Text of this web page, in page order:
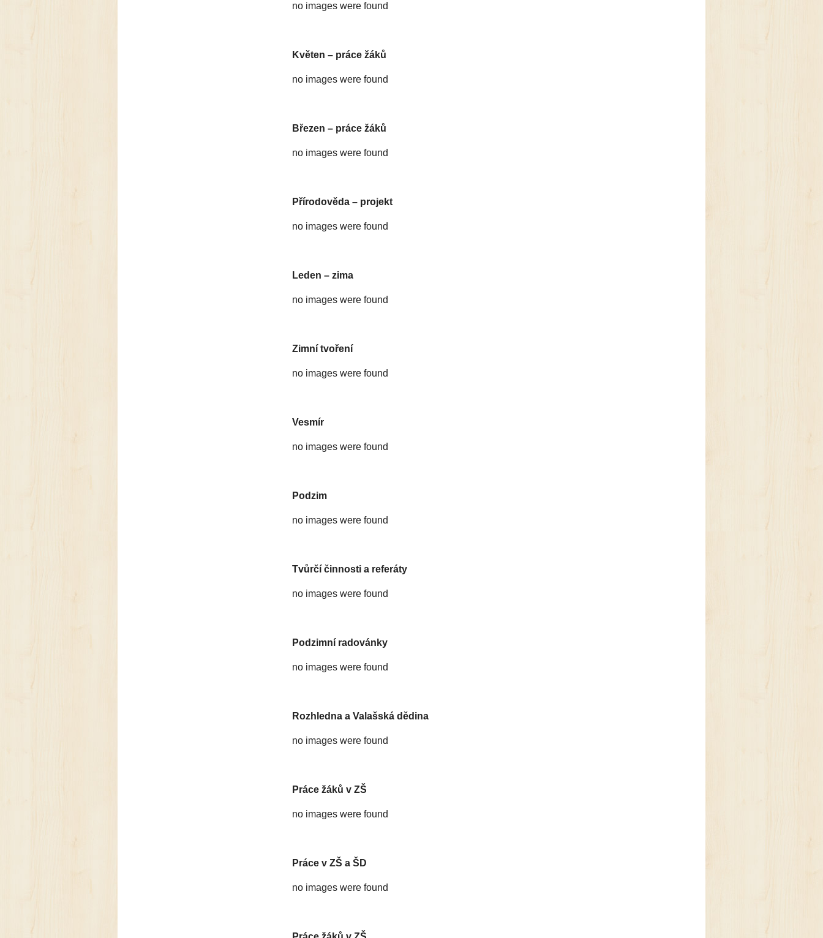
no images were found
Květen – práce žáků
no images were found
Březen – práce žáků
no images were found
Přírodověda – projekt
no images were found
Leden – zima
no images were found
Zimní tvoření
no images were found
Vesmír
no images were found
Podzim
no images were found
Tvůrčí činnosti a referáty
no images were found
Podzimní radovánky
no images were found
Rozhledna a Valašská dědina
no images were found
Práce žáků v ZŠ
no images were found
Práce v ZŠ a ŠD
no images were found